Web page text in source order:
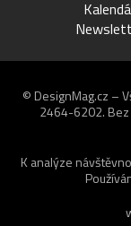
© DesignMag.cz –
2464-6202.
K analýze